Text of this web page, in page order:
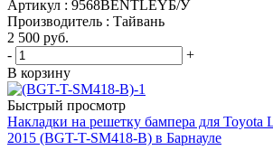
Артикул : 9568BENTLEYБ/У
Производитель : Тайвань
2 500 руб.
-
+
В корзину
Быстрый просмотр
Накладки на решетку бампера для Toyota
2015 (BGT-T-SM418-B) в Барнауле